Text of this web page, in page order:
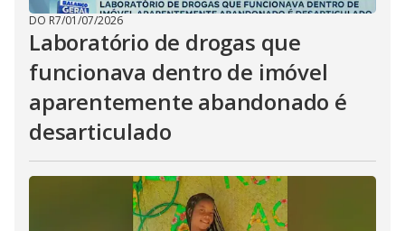
DO R7/01/07/2026
Laboratório de drogas que
funcionava dentro de imóvel
aparentemente abandonado é
desarticulado